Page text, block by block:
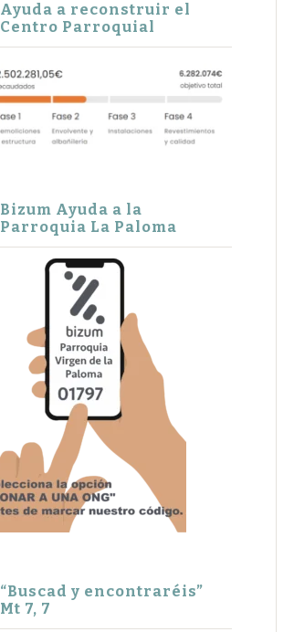
Ayuda a reconstruir el
Centro Parroquial
Bizum Ayuda a la
Parroquia La Paloma
“Buscad y encontraréis”
Mt 7, 7